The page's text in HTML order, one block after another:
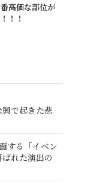
高価な部位が
！！
で起きた悲
する「イベン
れた演出の